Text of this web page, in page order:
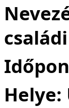
Helye: